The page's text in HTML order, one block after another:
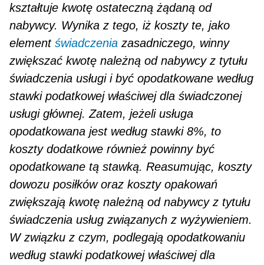
kształtuje kwotę ostateczną żądaną od
nabywcy. Wynika z tego, iż koszty te, jako
elementświadczenia zasadniczego, winny
zwiększać kwotę należną od nabywcy z tytułu
świadczenia usługi i być opodatkowane według
stawki podatkowej właściwej dla świadczonej
usługi głównej. Zatem, jeżeli usługa
opodatkowana jest według stawki 8%, to
koszty do­datkowe również powinny być
opodatkowane tą stawką. Reasumując, koszty
dowozu posiłków oraz koszty opakowań
zwiększają kwotę należną od nabywcy z tytułu
świadczenia usług związanych z wyży­wieniem.
W związku z czym, podlegają opodatkowaniu
według stawki podatkowej właściwej dla